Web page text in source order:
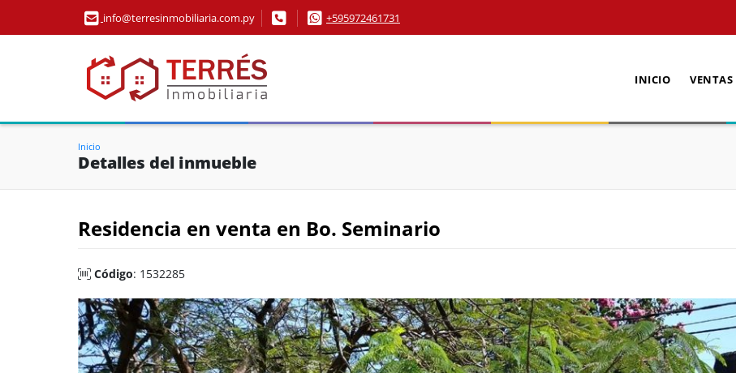
info@terresinmobiliaria.com.py +595972461731
INICIO VENTAS
Inicio
Detalles del inmueble
Residencia en venta en Bo. Seminario
Código: 1532285